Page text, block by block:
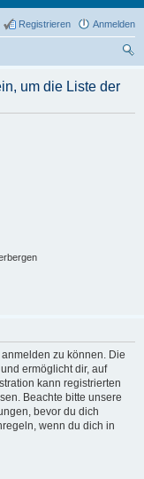
Anmelden
Registrieren
um die Liste der
zu können. Die
ermöglicht dir, auf
kann registrierten
Beachte bitte unsere
bevor du dich
wenn du dich in